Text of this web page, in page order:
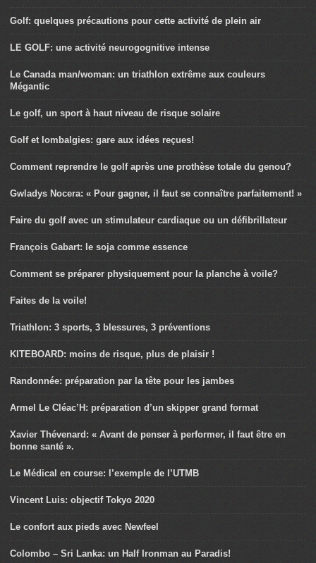
Golf: quelques précautions pour cette activité de plein air
LE GOLF: une activité neurogognitive intense
Le Canada man/woman: un triathlon extrême aux couleurs
Mégantic
Le golf, un sport à haut niveau de risque solaire
Golf et lombalgies: gare aux idées reçues!
Comment reprendre le golf après une prothèse totale du genou?
Gwladys Nocera: « Pour gagner, il faut se connaître parfaitement! »
Faire du golf avec un stimulateur cardiaque ou un défibrillateur
François Gabart: le soja comme essence
Comment se préparer physiquement pour la planche à voile?
Faites de la voile!
Triathlon: 3 sports, 3 blessures, 3 préventions
KITEBOARD: moins de risque, plus de plaisir !
Randonnée: préparation par la tête pour les jambes
Armel Le Cléac’H: préparation d’un skipper grand format
Xavier Thévenard: « Avant de penser à performer, il faut être en
bonne santé ».
Le Médical en course: l’exemple de l’UTMB
Vincent Luis: objectif Tokyo 2020
Le confort aux pieds avec Newfeel
Colombo – Sri Lanka: un Half Ironman au Paradis!